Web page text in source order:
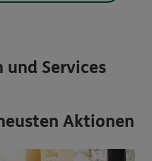
und Services
Aktionen